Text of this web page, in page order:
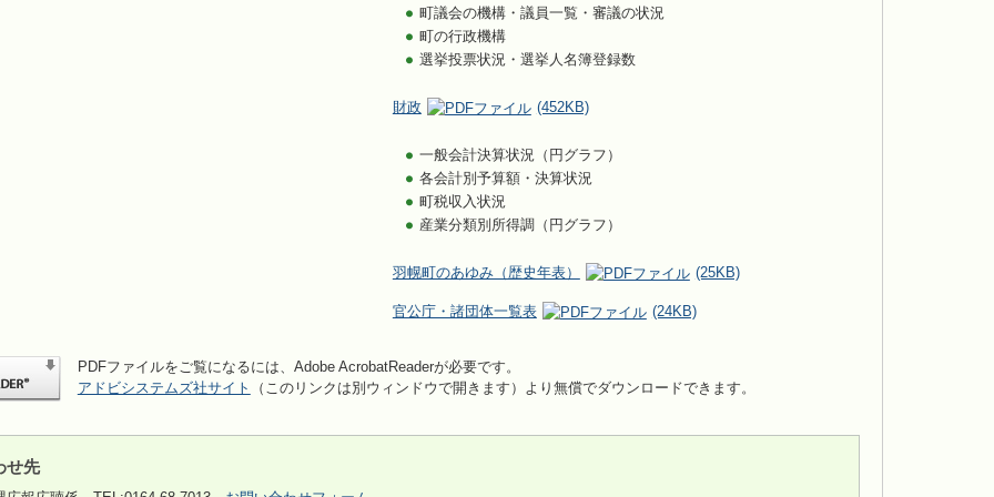
町議会の機構・議員一覧・審議の状況
町の行政機構
選挙投票状況・選挙人名簿登録数
財政 (452KB)
一般会計決算状況（円グラフ）
各会計別予算額・決算状況
町税収入状況
産業分類別所得調（円グラフ）
羽幌町のあゆみ（歴史年表） (25KB)
官公庁・諸団体一覧表 (24KB)
PDFファイルをご覧になるには、Adobe AcrobatReaderが必要です。
アドビシステムズ社サイト
（このリンクは別ウィンドウで開きます）より無償でダウンロードできます。
せ先